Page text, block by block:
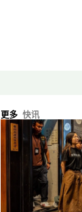
更多 快讯